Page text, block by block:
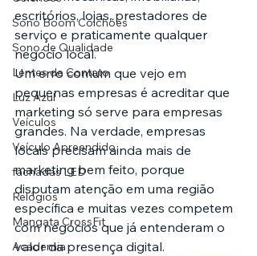
Sono Boom Colchões
Sono de Qualidade
Lentes de Contato
Luz Azul
Veículos
Veículo Apreendido
fachadas LED
Relógios
Mangata CrossFit
Academia
escritórios, lojas, prestadores de
serviço e praticamente qualquer
negócio local.
Um erro comum que vejo em
pequenas empresas é acreditar que
marketing só serve para empresas
grandes. Na verdade, empresas
locais precisam ainda mais de
marketing bem feito, porque
disputam atenção em uma região
específica e muitas vezes competem
com negócios que já entenderam o
valor da presença digital.